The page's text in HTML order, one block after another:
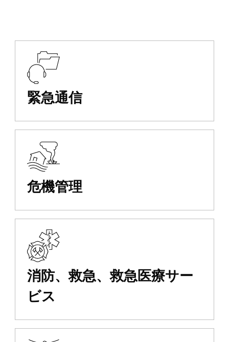
緊急通信
危機管理
消防、救急、救急医療サー
ビス